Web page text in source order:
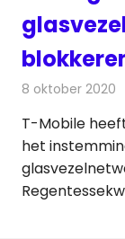
8 oktober 2020
T-Mobile
het